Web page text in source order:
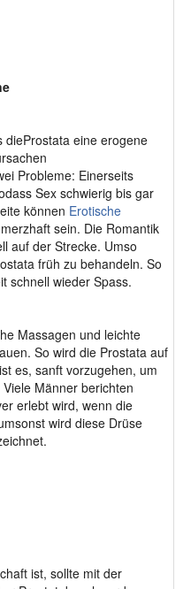
dieProstata eine erogene
Probleme: Einerseits
Sex schwierig bis gar
können Erotische
sein. Die Romantik
auf der Strecke. Umso
früh zu behandeln. So
schnell wieder Spass.
Massagen und leichte
So wird die Prostata auf
es, sanft vorzugehen, um
Männer berichten
erlebt wird, wenn die
wird diese Drüse
ist, sollte mit der